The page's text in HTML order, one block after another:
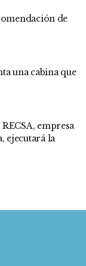
de
una cabina que
empresa
ejecutará la